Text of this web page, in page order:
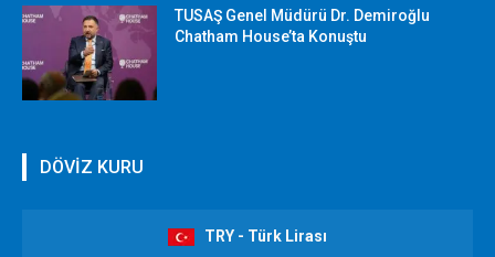
TUSAŞ Genel Müdürü Dr. Demiroğlu
Chatham House’ta Konuştu
DÖVİZ KURU
TRY - Türk Lirası